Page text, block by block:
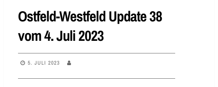
Ostfeld-Westfeld Update 38
vom 4. Juli 2023
5. JULI 2023